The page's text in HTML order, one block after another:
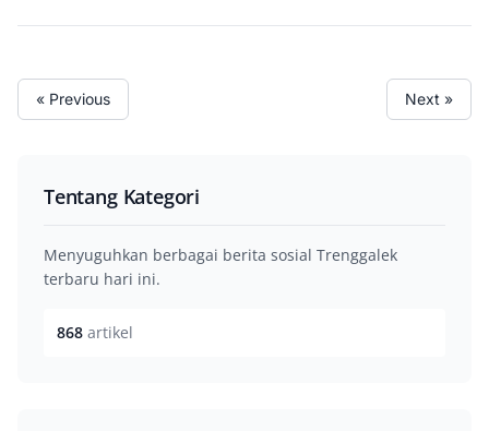
« Previous Next »
Tentang Kategori
Menyuguhkan berbagai berita sosial Trenggalek
terbaru hari ini.
868 artikel